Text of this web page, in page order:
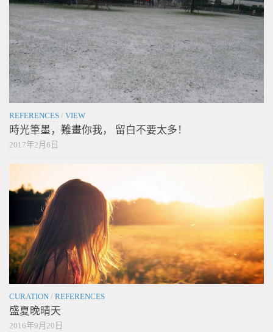
REFERENCES / VIEW
時光筆墨，難畫你我， 留白不要太多！
2017年2月6日
CURATION / REFERENCES
盛夏晚晴天
2016年9月20日